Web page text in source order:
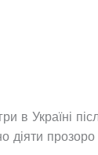
в Україні
діяти